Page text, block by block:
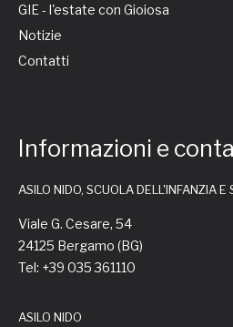
GIE - l'estate con Gioiosa
Notizie
Contatti
Informazioni e
ASILO NIDO, SCUOLA DELL'INFANZIA E
Viale G. Cesare, 54
24125 Bergamo (BG)
Tel: +39 035 361110
ASILO NIDO